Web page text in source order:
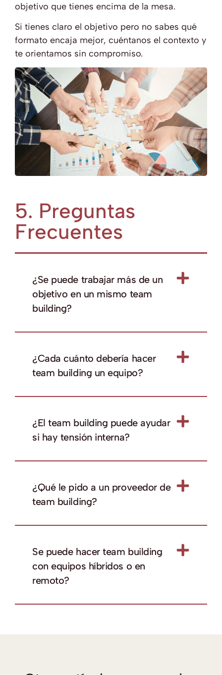
objetivo que tienes encima de la mesa.
Si tienes claro el objetivo pero no sabes qué
formato encaja mejor, cuéntanos el contexto y
te orientamos sin compromiso.
5. Preguntas
Frecuentes
¿Se puede trabajar más de un
objetivo en un mismo team
building?
¿Cada cuánto debería hacer
team building un equipo?
¿El team building puede ayudar
si hay tensión interna?
¿Qué le pido a un proveedor de
team building?
Se puede hacer team building
con equipos híbridos o en
remoto?